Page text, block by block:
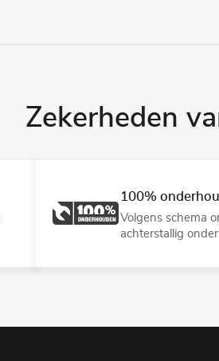
Zekerheden
100%
Volgens schema
achterstallig